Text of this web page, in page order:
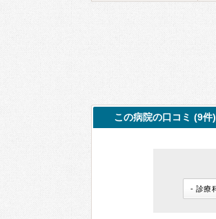
この病院の口コミ (9件)